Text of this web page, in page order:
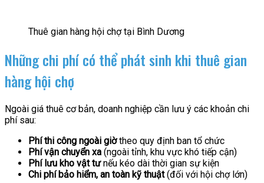
Thuê gian hàng hội chợ tại Bình Dương
Những chi phí có thể phát sinh khi thuê gian
hàng hội chợ
Ngoài giá thuê cơ bản, doanh nghiệp cần lưu ý các khoản chi
phí sau:
Phí thi công ngoài giờtheo quy định ban tổ chức
Phí vận chuyển xa (ngoài tỉnh, khu vực khó tiếp cận)
Phí lưu kho vật tưnếu kéo dài thời gian sự kiện
Chi phí bảo hiểm, an toàn kỹ thuật(đối với hội chợ lớn)